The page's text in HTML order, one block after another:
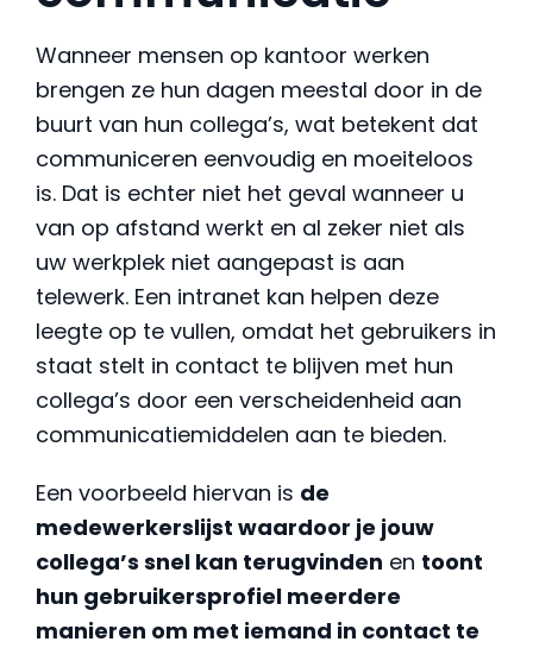
Wanneer mensen op kantoor werken
brengen ze hun dagen meestal door in de
buurt van hun collega’s, wat betekent dat
communiceren eenvoudig en moeiteloos
is. Dat is echter niet het geval wanneer u
van op afstand werkt en al zeker niet als
uw werkplek niet aangepast is aan
telewerk. Een intranet kan helpen deze
leegte op te vullen, omdat het gebruikers in
staat stelt in contact te blijven met hun
collega’s door een verscheidenheid aan
communicatiemiddelen aan te bieden.
Een voorbeeld hiervan is de
medewerkerslijst waardoor je jouw
collega’s snel kan terugvinden en toont
hun gebruikersprofiel meerdere
manieren om met iemand in contact te